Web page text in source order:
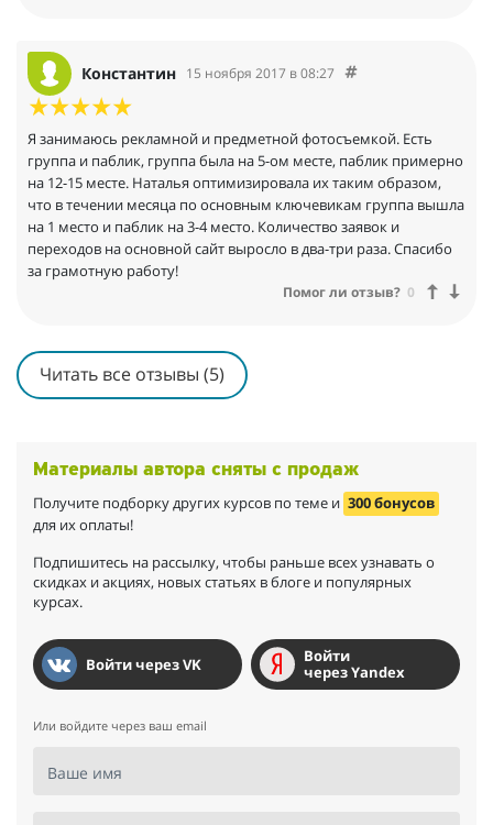
Константин 15 ноября 2017 в 08:27
Я занимаюсь рекламной и предметной фотосъемкой. Есть
группа и паблик, группа была на 5-ом месте, паблик примерно
на 12-15 месте. Наталья оптимизировала их таким образом,
что в течении месяца по основным ключевикам группа вышла
на 1 место и паблик на 3-4 место. Количество заявок и
переходов на основной сайт выросло в два-три раза. Спасибо
за грамотную работу!
Помог ли отзыв? 0
Читать все отзывы (5)
Материалы автора сняты с продаж
Получите подборку других курсов по теме и 300 бонусов
для их оплаты!
Подпишитесь на рассылку, чтобы раньше всех узнавать о
скидках и акциях, новых статьях в блоге и популярных
курсах.
Войти через VK
Войти
через Yandex
Или войдите через ваш email
Ваше имя